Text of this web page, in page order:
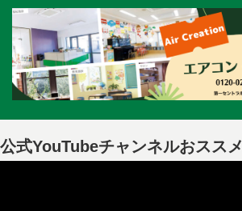
公式YouTubeチャンネルおススメ